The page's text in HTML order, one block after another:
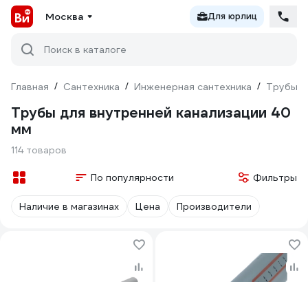
Москва Для юрлиц
Поиск в каталоге
Главная / Сантехника / Инженерная сантехника / Трубы
Трубы для внутренней канализации 40
мм
114 товаров
По популярности Фильтры
Наличие в магазинах Цена Производители